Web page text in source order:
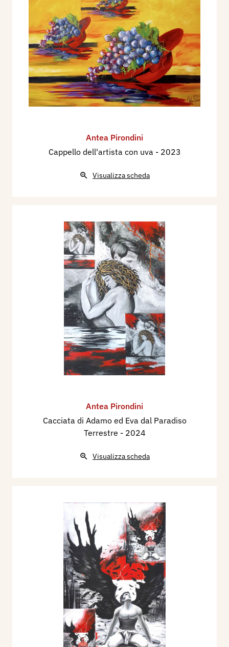
Antea Pirondini
Cappello dell'artista con uva - 2023
Visualizza scheda
Antea Pirondini
Cacciata di Adamo ed Eva dal Paradiso
Terrestre - 2024
Visualizza scheda